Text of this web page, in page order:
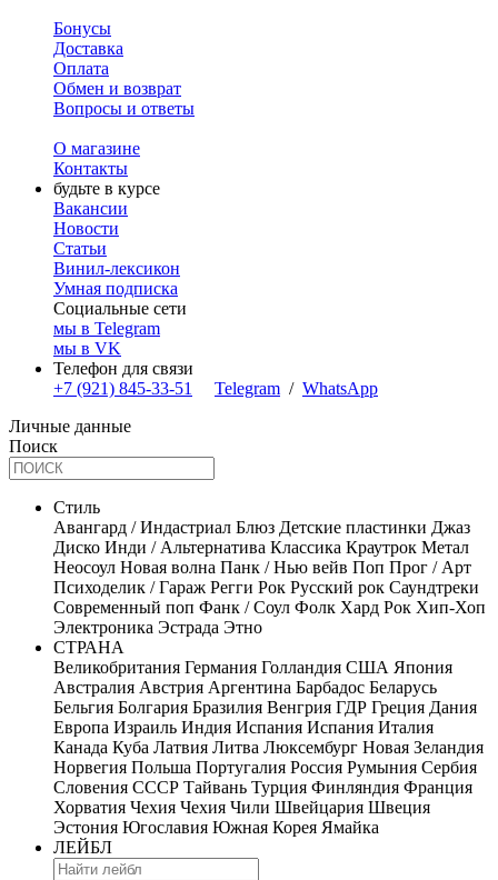
Бонусы
Доставка
Оплата
Обмен и возврат
Вопросы и ответы
О магазине
Контакты
будьте в курсе
Вакансии
Новости
Статьи
Винил-лексикон
Умная подписка
Социальные сети
мы в Telegram
мы в VK
Телефон для связи
+7 (921) 845-33-51
Telegram / WhatsApp
Личные данные
Поиск
Стиль
Авангард / Индастриал Блюз Детские пластинки Джаз
Диско Инди / Альтернатива Классика Краутрок Метал
Неосоул Новая волна Панк / Нью вейв Поп Прог / Арт
Психоделик / Гараж Регги Рок Русский рок Саундтреки
Современный поп Фанк / Соул Фолк Хард Рок Хип-Хоп
Электроника Эстрада Этно
СТРАНА
Великобритания Германия Голландия США Япония
Австралия Австрия Аргентина Барбадос Беларусь
Бельгия Болгария Бразилия Венгрия ГДР Греция Дания
Европа Израиль Индия Испания Испания Италия
Канада Куба Латвия Литва Люксембург Новая Зеландия
Норвегия Польша Португалия Россия Румыния Сербия
Словения СССР Тайвань Турция Финляндия Франция
Хорватия Чехия Чехия Чили Швейцария Швеция
Эстония Югославия Южная Корея Ямайка
ЛЕЙБЛ